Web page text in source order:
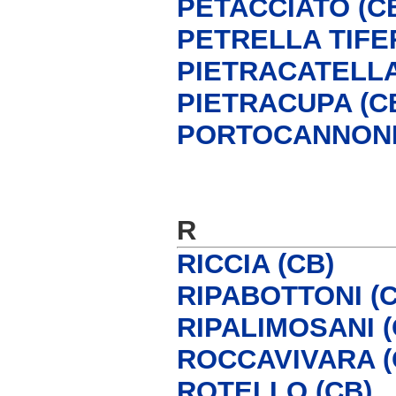
PETACCIATO
PETRELLA
PIETRACUPA
R
RICCIA (CB)
RIPABOTTONI
RIPALIMOSANI
ROCCAVIVARA